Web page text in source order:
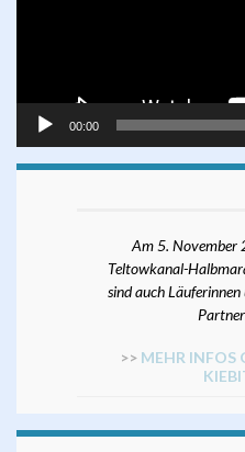
00:00
Am 5. November
Teltowkanal-
sind auch
>> MEHR INFOS